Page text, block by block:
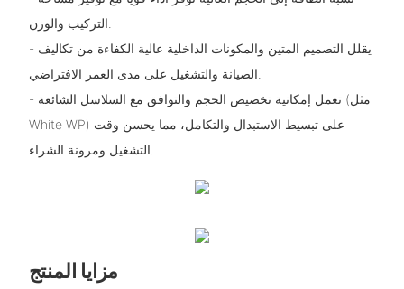
- يقلل التصميم المتين والمكونات الداخلية عالية الكفاءة من تكاليف
- تعمل إمكانية تخصيص الحجم والتوافق مع السلاسل الشائعة (مثل
White WP) على تبسيط الاستبدال والتكامل، مما يحسن وقت
مزايا المنتج